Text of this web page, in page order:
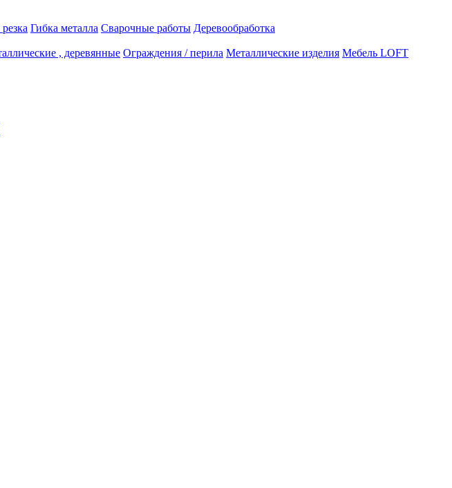
Гибка металла Сварочные работы Деревообработка
, деревянные Ограждения / перила Металлические изделия Мебель LOFT